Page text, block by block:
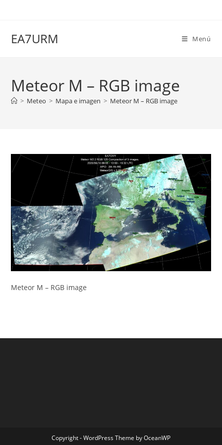
EA7URM Menú
Meteor M – RGB image
> Meteo > Mapa e imagen > Meteor M – RGB image
Meteor M – RGB image
Copyright - WordPress Theme by OceanWP